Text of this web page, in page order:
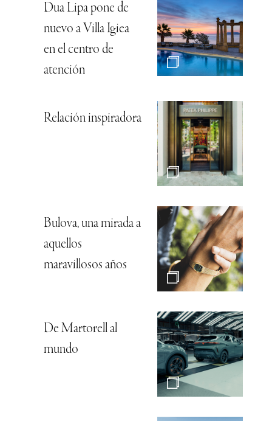
Dua Lipa pone de
nuevo a Villa Igiea
en el centro de
atención
Relación inspiradora
Bulova, una mirada a
aquellos
maravillosos años
De Martorell al
mundo